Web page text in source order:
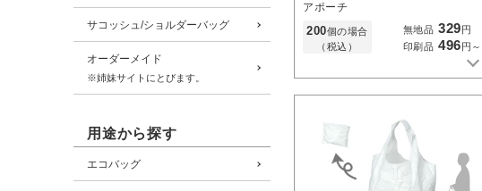
サコッシュ/ショルダーバッグ
オーダーメイド
※姉妹サイトにとびます。
用途から探す
エコバッグ
アポーチ
200個の場合
（税込）
無地品 329 円
印刷品 496 円～